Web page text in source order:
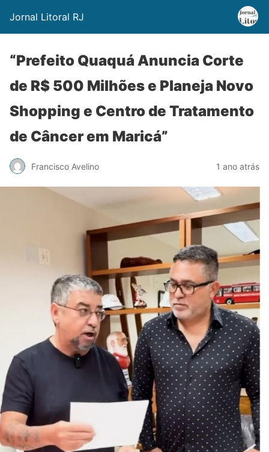
Jornal Litoral RJ
“Prefeito Quaquá Anuncia Corte
de R$ 500 Milhões e Planeja Novo
Shopping e Centro de Tratamento
de Câncer em Maricá”
Francisco Avelino 1 ano atrás